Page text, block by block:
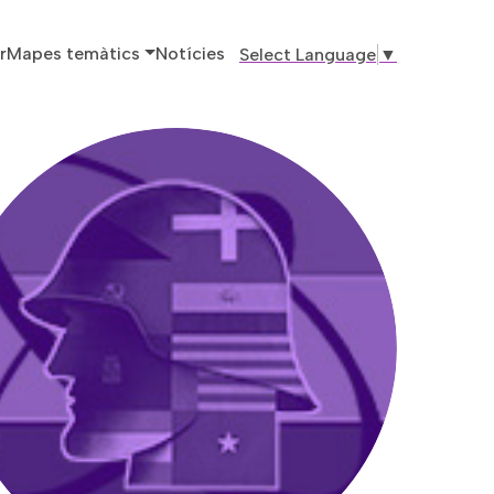
principal
Mapes temàtics Notícies Select Language ▼